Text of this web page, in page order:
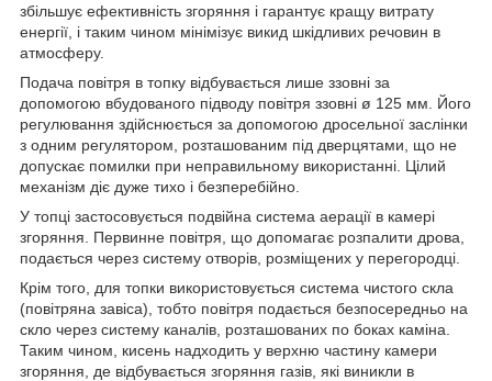
збільшує ефективність згоряння і гарантує кращу витрату
енергії, і таким чином мінімізує викид шкідливих речовин в
атмосферу.
Подача повітря в топку відбувається лише ззовні за
допомогою вбудованого підводу повітря ззовні ø 125 мм. Його
регулювання здійснюється за допомогою дросельної заслінки
з одним регулятором, розташованим під дверцятами, що не
допускає помилки при неправильному використанні. Цілий
механізм діє дуже тихо і безперебійно.
У топці застосовується подвійна система аерації в камері
згоряння. Первинне повітря, що допомагає розпалити дрова,
подається через систему отворів, розміщених у перегородці.
Крім того, для топки використовується система чистого скла
(повітряна завіса), тобто повітря подається безпосередньо на
скло через систему каналів, розташованих по боках каміна.
Таким чином, кисень надходить у верхню частину камери
згоряння, де відбувається згоряння газів, які виникли в